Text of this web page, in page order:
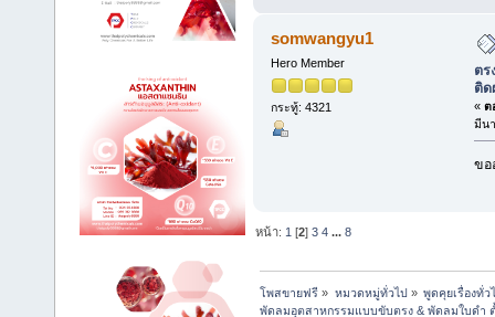
somwangyu1
Hero Member
กระทู้: 4321
ตร
ติด
« ต
มีน
ขอ
หน้า: 1 [2]3 4 ...8
โพสขายฟรี » หมวดหมู่ทั่วไป» พูดคุยเรื่องทั่ว
พัดลมอุตสาหกรรมแบบขับตรง & พัดลมใบดำ